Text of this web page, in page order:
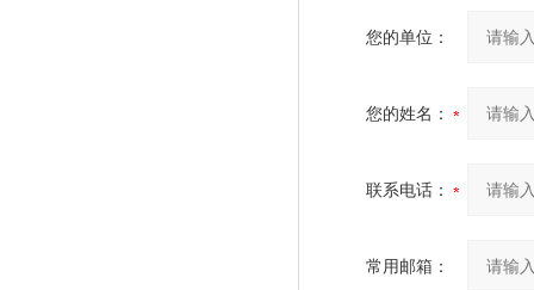
您的单位：
您的姓名：
联系电话：
常用邮箱：